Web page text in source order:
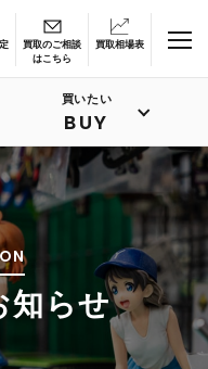
買取のご相談
はこちら
買取相場表
買いたい
BUY
知らせ